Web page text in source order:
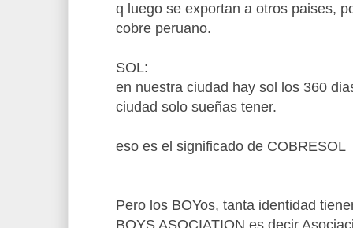
q luego se exportan a otros paises,
cobre peruano.
SOL:
en nuestra ciudad hay sol los 360
ciudad solo sueñas tener.
eso es el significado de COBRESOL
Pero los BOYos, tanta identidad